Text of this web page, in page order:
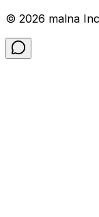
© 2026 malna